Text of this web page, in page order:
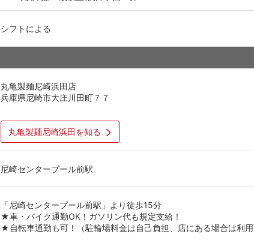
シフトによる
丸亀製麺尼崎浜田店
兵庫県尼崎市大庄川田町７７
丸亀製麺尼崎浜田を知る
尼崎センタープール前駅
「尼崎センタープール前駅」より徒歩15分
★車・バイク通勤OK！ガソリン代も規定支給！
★自転車通勤も可！（駐輪場料金は自己負担、店にある場合は利